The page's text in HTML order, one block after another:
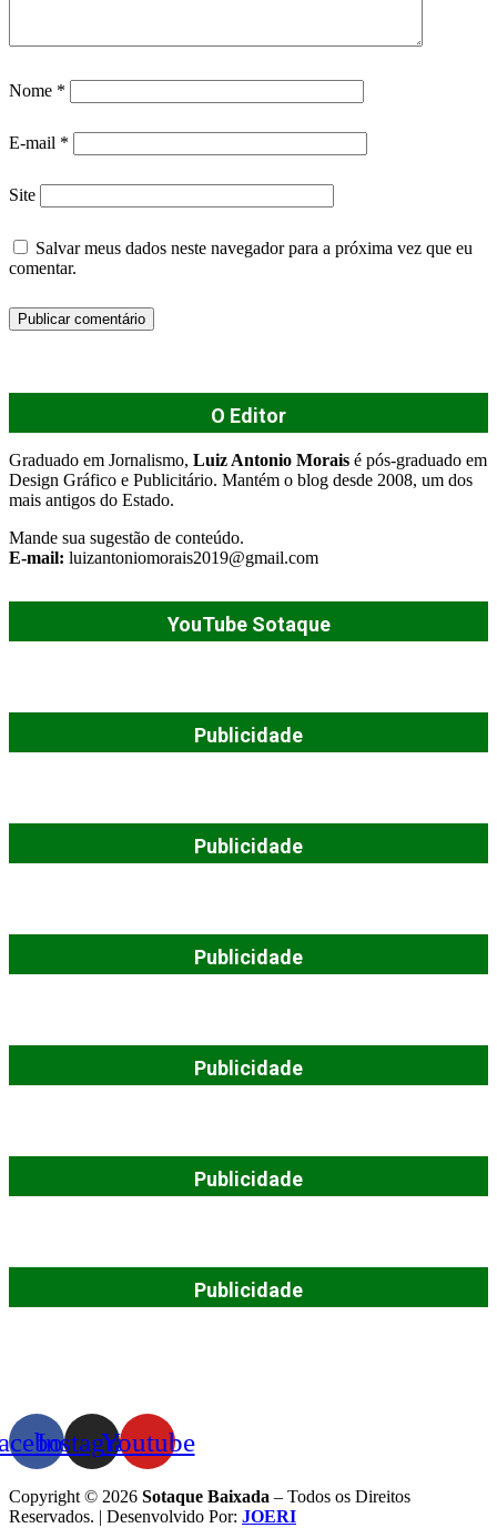
Nome *
E-mail *
Site
Salvar meus dados neste navegador para a próxima vez que eu
comentar.
O Editor
Graduado em Jornalismo, Luiz Antonio Morais é pós-graduado em
Design Gráfico e Publicitário. Mantém o blog desde 2008, um dos
mais antigos do Estado.
Mande sua sugestão de conteúdo.
E-mail: luizantoniomorais2019@gmail.com
YouTube Sotaque
Publicidade
Publicidade
Publicidade
Publicidade
Publicidade
Publicidade
InstagramYoutube
Copyright © 2026 Sotaque Baixada – Todos os Direitos
Reservados. | Desenvolvido Por: JOERI